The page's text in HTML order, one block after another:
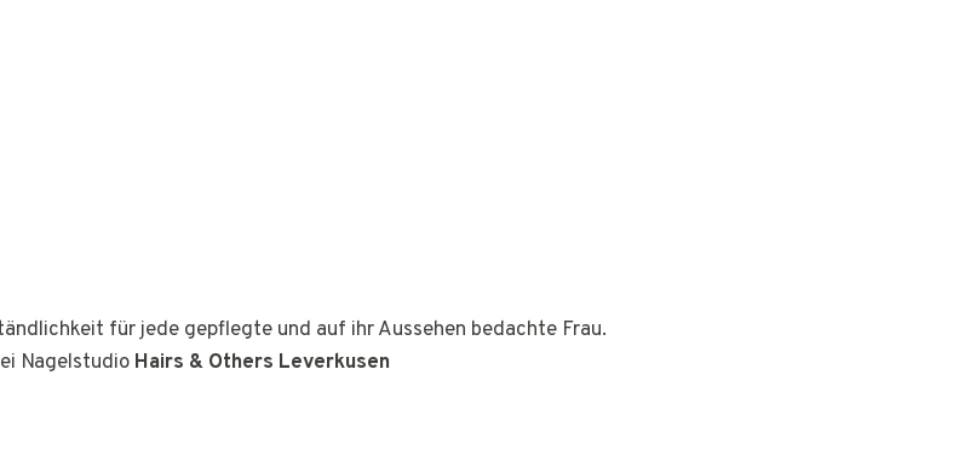
für jede gepflegte und auf ihr Aussehen bedachte Frau.
Nagelstudio Hairs & Others Leverkusen